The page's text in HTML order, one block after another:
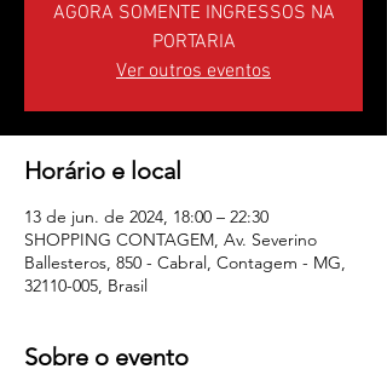
AGORA SOMENTE INGRESSOS NA
PORTARIA
Ver outros eventos
Horário e local
13 de jun. de 2024, 18:00 – 22:30
SHOPPING CONTAGEM, Av. Severino
Ballesteros, 850 - Cabral, Contagem - MG,
32110-005, Brasil
Sobre o evento